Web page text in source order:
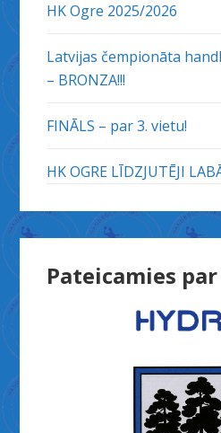
HK Ogre 2025/2026
Latvijas čempionāta
– BRONZA!!!
FINĀLS – par 3. vietu!
HK OGRE LĪDZJUTĒJI
Pateicamies